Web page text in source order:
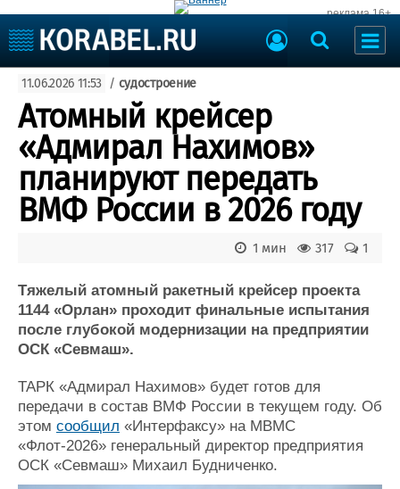
реклама 16+
Судоходство
Судоремонт
События
Пресс-релизы
Порты
Рыболовство
ВМФ
Образование
Яхты и катера
Еще
Пульс
Новости
Компании
Репутация
Крюинг
Журнал
Реклама
Доска объявлений
Продажа флота
Оборудование
Услуги
11.06.2026 11:53 / судостроение
Атомный крейсер
«Адмирал Нахимов»
планируют передать
ВМФ России в 2026 году
1
317
1 мин
Тяжелый атомный ракетный крейсер проекта
1144 «Орлан» проходит финальные испытания
после глубокой модернизации на предприятии
ОСК «Севмаш».
ТАРК «Адмирал Нахимов» будет готов для
передачи в состав ВМФ России в текущем году. Об
этом сообщил «Интерфаксу» на МВМС
«Флот-2026» генеральный директор предприятия
ОСК «Севмаш» Михаил Будниченко.